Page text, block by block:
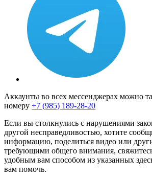
Аккаунты во всех мессенджерах можно
номеру +7 (985) 189-28-20
Если вы столкнулись с нарушениями
другой несправедливостью, хотите
информацию, поделиться видео или
требующими общего внимания,
удобным вам способом из указанных
вам помочь.